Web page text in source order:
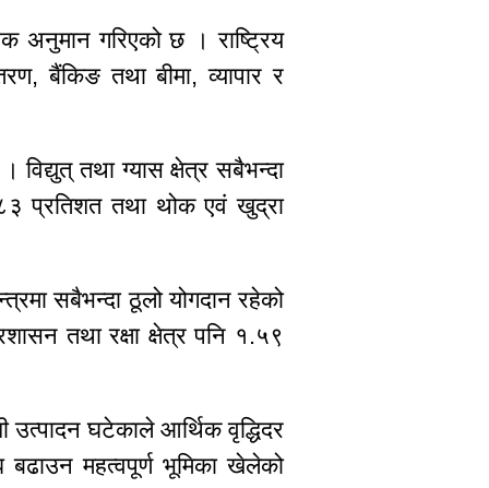
अनुमान गरिएको छ । राष्ट्रिय
बैंकिङ तथा बीमा, व्यापार र
विद्युत् तथा ग्यास क्षेत्र सबैभन्दा
प्रतिशत तथा थोक एवं खुद्रा
सबैभन्दा ठूलो योगदान रहेको
तथा रक्षा क्षेत्र पनि १.५९
उत्पादन घटेकाले आर्थिक वृद्धिदर
बढाउन महत्वपूर्ण भूमिका खेलेको